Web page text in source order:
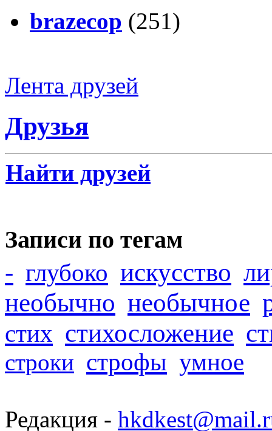
brazecop (251)
Лента друзей
Друзья
Найти друзей
Записи по тегам
- глубоко искусство
необычно необычное
стих стихосложение
строки строфы умное
Редакция -